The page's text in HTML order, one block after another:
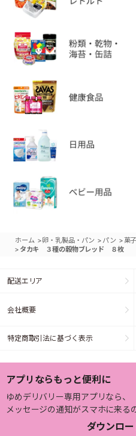
ホーム >卵・乳製品・パン > パン >菓
> タカキ ３種の穀物ブレッド ８枚
配送エリア
会社概要
特定商取引法に基づく表示
アプリならもっと便利に
ゆめデリバリー専用アプリなら、
メッセージの通知がスマホに来る
ダウンロ